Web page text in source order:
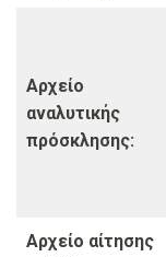
Αρχείο
αναλυτικής
πρόσκλησης:
Αρχείο αίτησης